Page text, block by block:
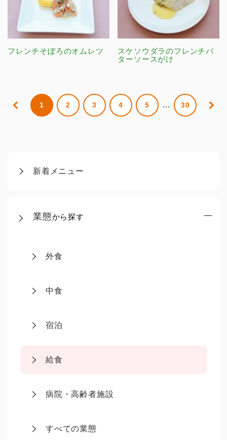
新着メニュー
業態から探す
外食
中食
宿泊
給食
病院・高齢者施設
すべての業態
フレンチそぼろのオムレツ
スケソウダラのフレンチバ
ターソースがけ
1 2 3 4 5 … 30